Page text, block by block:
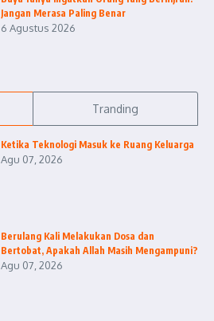
Jangan Merasa Paling Benar
6 Agustus 2026
Tranding
Ketika Teknologi Masuk ke Ruang Keluarga
Agu 07, 2026
Berulang Kali Melakukan Dosa dan
Bertobat, Apakah Allah Masih Mengampuni?
Agu 07, 2026